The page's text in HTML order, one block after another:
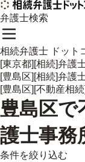
弁護士検索
相続弁護士 ドット
[東京都][相続]弁護
[豊島区][相続]弁護
[豊島区][不動産相
豊島区で
護士事務
条件を絞り込む